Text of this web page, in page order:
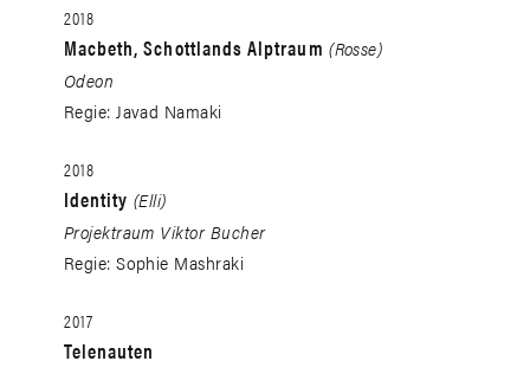
2018
Macbeth, Schottlands Alptraum (Rosse)
Odeon
Regie: Javad Namaki
2018
Identity (Elli)
Projektraum Viktor Bucher
Regie: Sophie Mashraki
2017
Telenauten